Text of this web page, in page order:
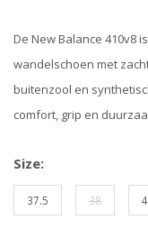
De New Balance 410v8
wandelschoen met
buitenzool en
comfort, grip en
Size:
37.5 38